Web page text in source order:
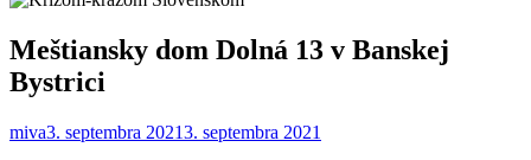
Meštiansky dom Dolná 13 v Banskej
Bystrici
miva3. septembra 20213. septembra 2021